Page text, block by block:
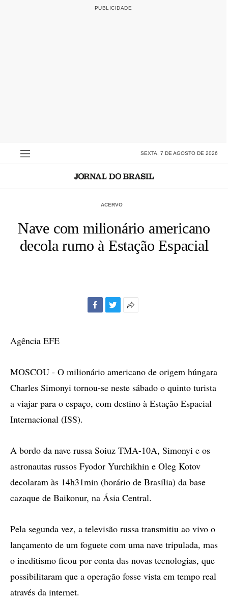
SEXTA, 7 DE AGOSTO DE 2026
ACERVO
Nave com milionário americano
decola rumo à Estação Espacial
Agência EFE
MOSCOU - O milionário americano de origem húngara
Charles Simonyi tornou-se neste sábado o quinto turista
a viajar para o espaço, com destino à Estação Espacial
Internacional (ISS).
A bordo da nave russa Soiuz TMA-10A, Simonyi e os
astronautas russos Fyodor Yurchikhin e Oleg Kotov
decolaram às 14h31min (horário de Brasília) da base
cazaque de Baikonur, na Ásia Central.
Pela segunda vez, a televisão russa transmitiu ao vivo o
lançamento de um foguete com uma nave tripulada, mas
o ineditismo ficou por conta das novas tecnologias, que
possibilitaram que a operação fosse vista em tempo real
através da internet.